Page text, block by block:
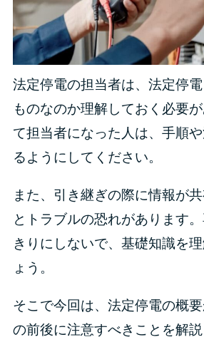
法定停電の担当者は、法定停
ものなのか理解しておく必要
て担当者になった人は、手順
るようにしてください。
また、引き継ぎの際に情報が
とトラブルの恐れがあります
きりにしないで、基礎知識を
ょう。
そこで今回は、法定停電の概
の前後に注意すべきことを解説